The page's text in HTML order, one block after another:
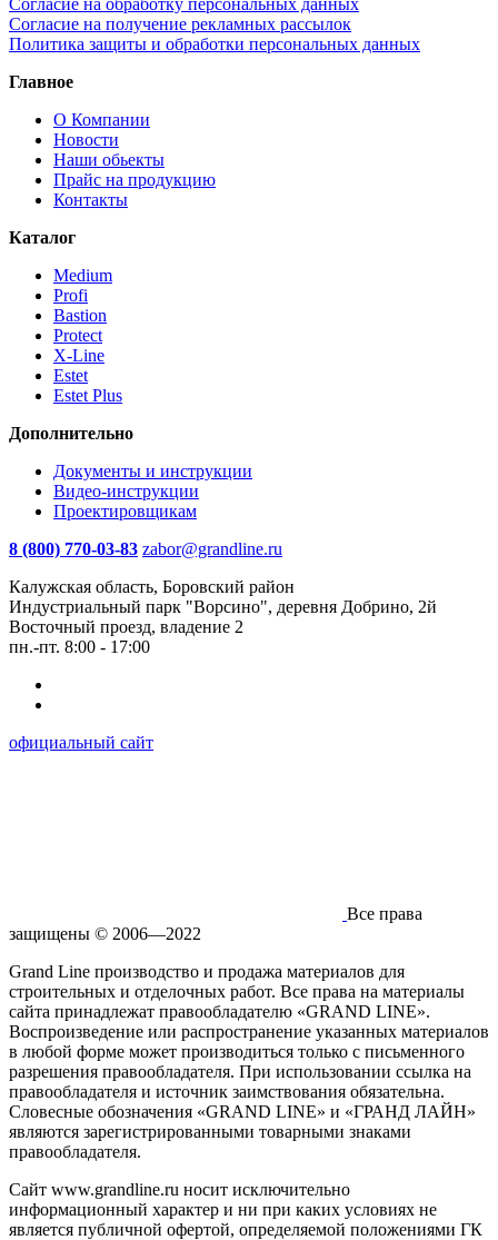
Согласие на получение рекламных рассылок
Политика защиты и обработки персональных данных
Главное
О Компании
Новости
Наши обьекты
Прайс на продукцию
Контакты
Каталог
Medium
Profi
Bastion
Protect
X-Line
Estet
Estet Plus
Дополнительно
Документы и инструкции
Видео-инструкции
Проектировщикам
8 (800) 770-03-83 zabor@grandline.ru
Калужская область, Боровский район
Индустриальный парк "Ворсино", деревня Добрино, 2й
Восточный проезд, владение 2
пн.-пт. 8:00 - 17:00
официальный сайт
Все права
защищены © 2006—2022
Grand Line производство и продажа материалов для
строительных и отделочных работ. Все права на материалы
сайта принадлежат правообладателю «GRAND LINE».
Воспроизведение или распространение указанных материалов
в любой форме может производиться только с письменного
разрешения правообладателя. При использовании ссылка на
правообладателя и источник заимствования обязательна.
Словесные обозначения «GRAND LINE» и «ГРАНД ЛАЙН»
являются зарегистрированными товарными знаками
правообладателя.
Сайт www.grandline.ru носит исключительно
информационный характер и ни при каких условиях не
является публичной офертой, определяемой положениями ГК